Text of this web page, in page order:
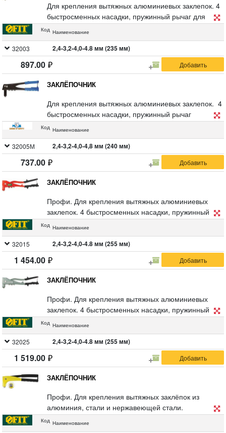
Для крепления вытяжных алюминиевых заклепок. 4
быстросменных насадки, пружинный рычаг для
выброса сердечника от заклепок. Материал:
ПВХ пластика. Упаковка: блистер.
Код Наименование
32003 2,4-3,2-4,0-4.8 мм (235 мм)
897.00
ЗАКЛЁПОЧНИК
Для крепления вытяжных алюминиевых заклепок. 4
быстросменных насадки, пружинный рычаг
для выброса сердечника от заклепок, рукоятка с
Код Наименование
32005М 2,4-3,2-4,0-4,8 мм (240 мм)
737.00
ЗАКЛЁПОЧНИК
Профи. Для крепления вытяжных алюминиевых
заклепок. 4 быстросменных насадки, пружинный
рычаг для выброса сердечника от заклепок.
рукоятка из инструментальной стали с покрытием из
ПВХ пластика. Упаковка: блистер.
Код Наименование
32015 2,4-3,2-4,0-4.8 мм (255 мм)
1 454.00
ЗАКЛЁПОЧНИК
Профи. Для крепления вытяжных алюминиевых
заклепок. 4 быстросменных насадки, пружинный
рычаг для выброса сердечника от заклепок.
рукоятка из инструментальной стали с виниловым
покрытием. Для профессионального использования.
Упаковка: блистер.
Код Наименование
32025 2,4-3,2-4,0-4.8 мм (255 мм)
1 519.00
ЗАКЛЁПОЧНИК
Профи. Для крепления вытяжных заклёпок из
алюминия, стали и нержавеющей стали.
Универсальная поворотная головка для быстрой
Код Наименование